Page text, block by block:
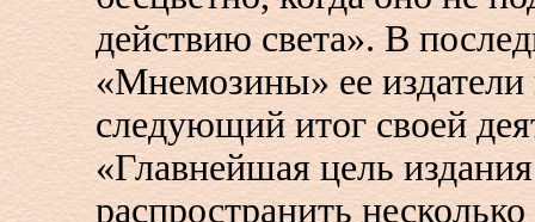
действию света». В
«Мнемозины» ее издатели
следующий итог своей
«Главнейшая цель
распространить